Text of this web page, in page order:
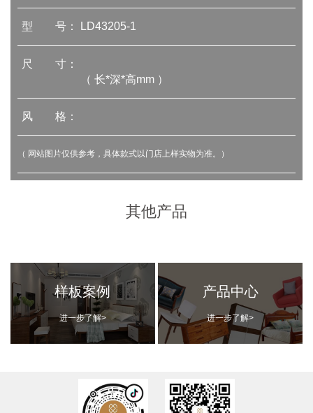
型 号： LD43205-1
尺 寸：
（ 长*深*高mm ）
风 格：
（ 网站图片仅供参考，具体款式以门店上样实物为准。）
其他产品
样板案例
进一步了解>
产品中心
进一步了解>